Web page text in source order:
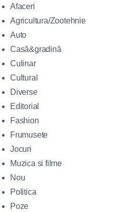
Afaceri
Agricultura/Zootehnie
Auto
Casă&gradină
Culinar
Cultural
Diverse
Editorial
Fashion
Frumusete
Jocuri
Muzica si filme
Nou
Politica
Poze